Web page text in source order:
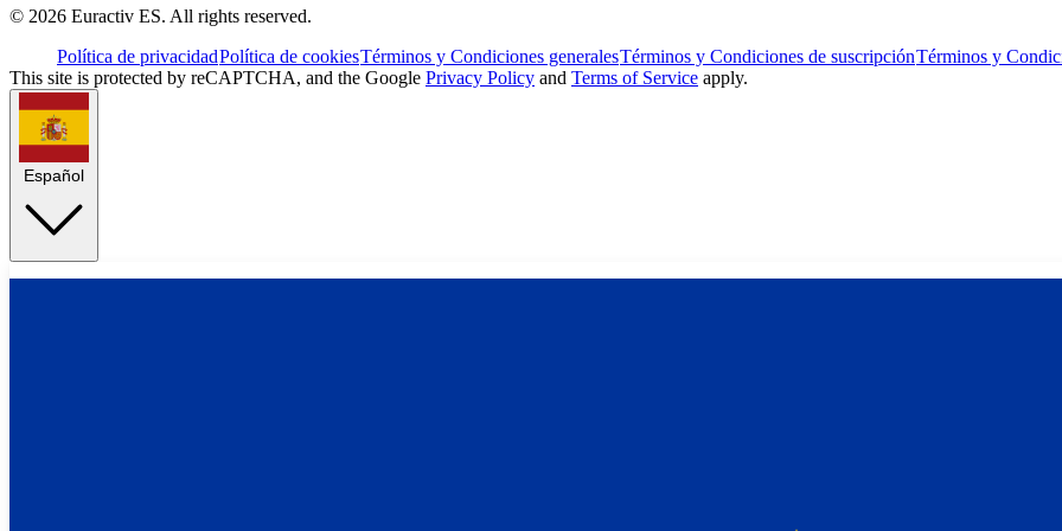
© 2026 Euractiv ES. All rights reserved.
Política de privacidadPolítica de cookiesTérminos y Condiciones generalesTérminos y Condiciones de suscripciónTérminos y
This site is protected by reCAPTCHA, and the Google Privacy Policy and Terms of Service apply.
Español